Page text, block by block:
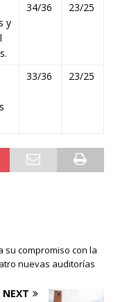
y
34/36 23/25
33/36 23/25
su compromiso con la
nuevas auditorías
NEXT